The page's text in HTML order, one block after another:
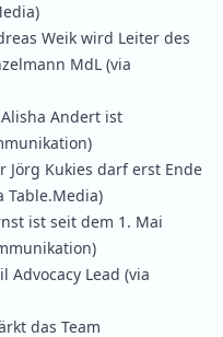
Weik wird Leiter des
MdL (via
Alisha Andert ist
Jörg Kukies darf erst Ende
Table.Media)
ist seit dem 1. Mai
Advocacy Lead (via
das Team